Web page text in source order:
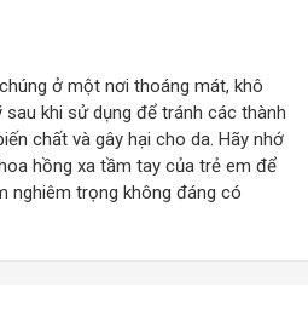
ở một nơi thoáng mát, khô
sau khi sử dụng để tránh các thành
chất và gây hại cho da. Hãy nhớ
hồng xa tầm tay của trẻ em để
nghiêm trọng không đáng có